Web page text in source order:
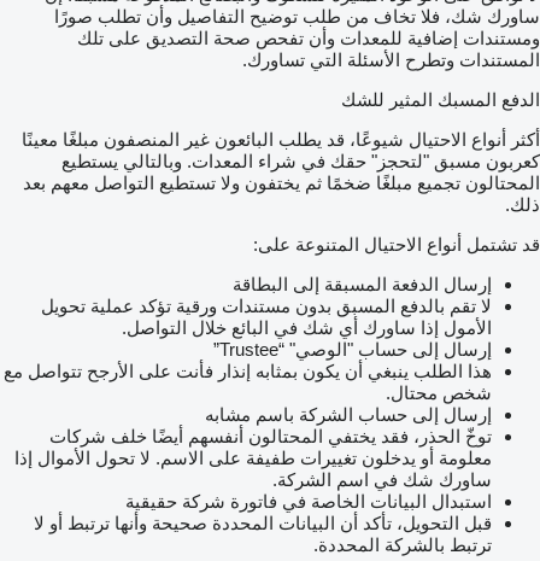
ساورك شك، فلا تخاف من طلب توضيح التفاصيل وأن تطلب صورًا
ومستندات إضافية للمعدات وأن تفحص صحة التصديق على تلك
المستندات وتطرح الأسئلة التي تساورك.
الدفع المسبك المثير للشك
أكثر أنواع الاحتيال شيوعًا، قد يطلب البائعون غير المنصفون مبلغًا معينًا
كعربون مسبق "لتحجز" حقك في شراء المعدات. وبالتالي يستطيع
المحتالون تجميع مبلغًا ضخمًا ثم يختفون ولا تستطيع التواصل معهم بعد
ذلك.
قد تشتمل أنواع الاحتيال المتنوعة على:
إرسال الدفعة المسبقة إلى البطاقة
لا تقم بالدفع المسبق بدون مستندات ورقية تؤكد عملية تحويل
الأمول إذا ساورك أي شك في البائع خلال التواصل.
إرسال إلى حساب "الوصي" “Trustee”
هذا الطلب ينبغي أن يكون بمثابه إنذار فأنت على الأرجح تتواصل مع
شخص محتال.
إرسال إلى حساب الشركة باسم مشابه
توخّ الحذر، فقد يختفي المحتالون أنفسهم أيضًا خلف شركات
معلومة أو يدخلون تغييرات طفيفة على الاسم. لا تحول الأموال إذا
ساورك شك في اسم الشركة.
استبدال البيانات الخاصة في فاتورة شركة حقيقية
قبل التحويل، تأكد أن البيانات المحددة صحيحة وأنها ترتبط أو لا
ترتبط بالشركة المحددة.